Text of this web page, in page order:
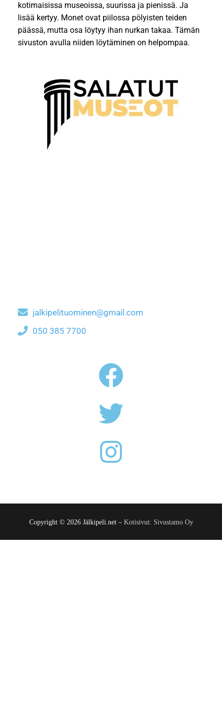
kotimaisissa museoissa, suurissa ja pienissä. Ja
lisää kertyy. Monet ovat piilossa pölyisten teiden
päässä, mutta osa löytyy ihan nurkan takaa. Tämän
sivuston avulla niiden löytäminen on helpompaa.
jalkipelituominen@gmail.com
050 385 7700
Copyright © 2026 Jälkipeli.net – Kotisivut: Sivustamo Oy